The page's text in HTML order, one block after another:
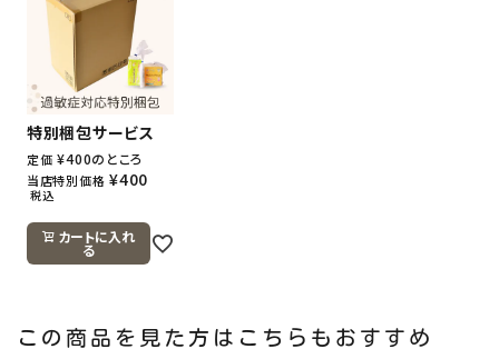
特別梱包サービス
定価 ¥400のところ
当店特別価格 ¥400
税込
カートに入れ
る
この商品を見た方はこちらもおすすめ